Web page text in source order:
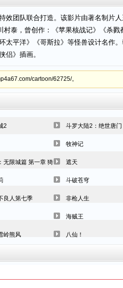
效团队联合打造。该影片由著名制片
村泰，曾创作：《苹果核战记》《杀
太平洋》《哥斯拉》等怪兽设计名作
侣》插画。
cartoon/62725/。
2 斗罗大陆2：绝世唐门
牧神记
无限城篇 第一章 猗窝座再袭
遮天
斗破苍穹
良人第七季 非枪人生
海贼王
岭熊风 八仙！